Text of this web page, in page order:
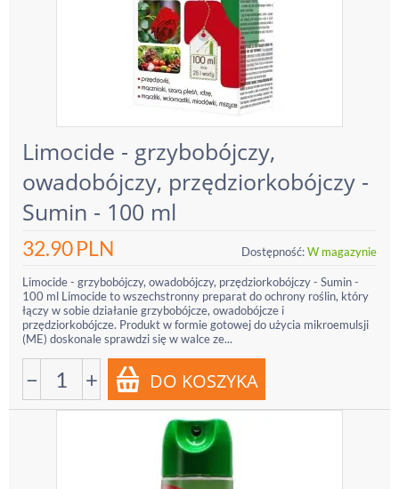
Limocide - grzybobójczy,
owadobójczy, przędziorkobójczy -
Sumin - 100 ml
32.90PLN Dostępność:W magazynie
Limocide - grzybobójczy, owadobójczy, przędziorkobójczy - Sumin -
100 ml Limocide to wszechstronny preparat do ochrony roślin, który
łączy w sobie działanie grzybobójcze, owadobójcze i
przędziorkobójcze. Produkt w formie gotowej do użycia mikroemulsji
(ME) doskonale sprawdzi się w walce ze...
− +